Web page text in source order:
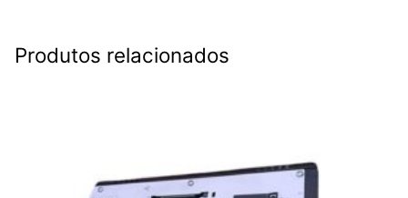
Produtos relacionados